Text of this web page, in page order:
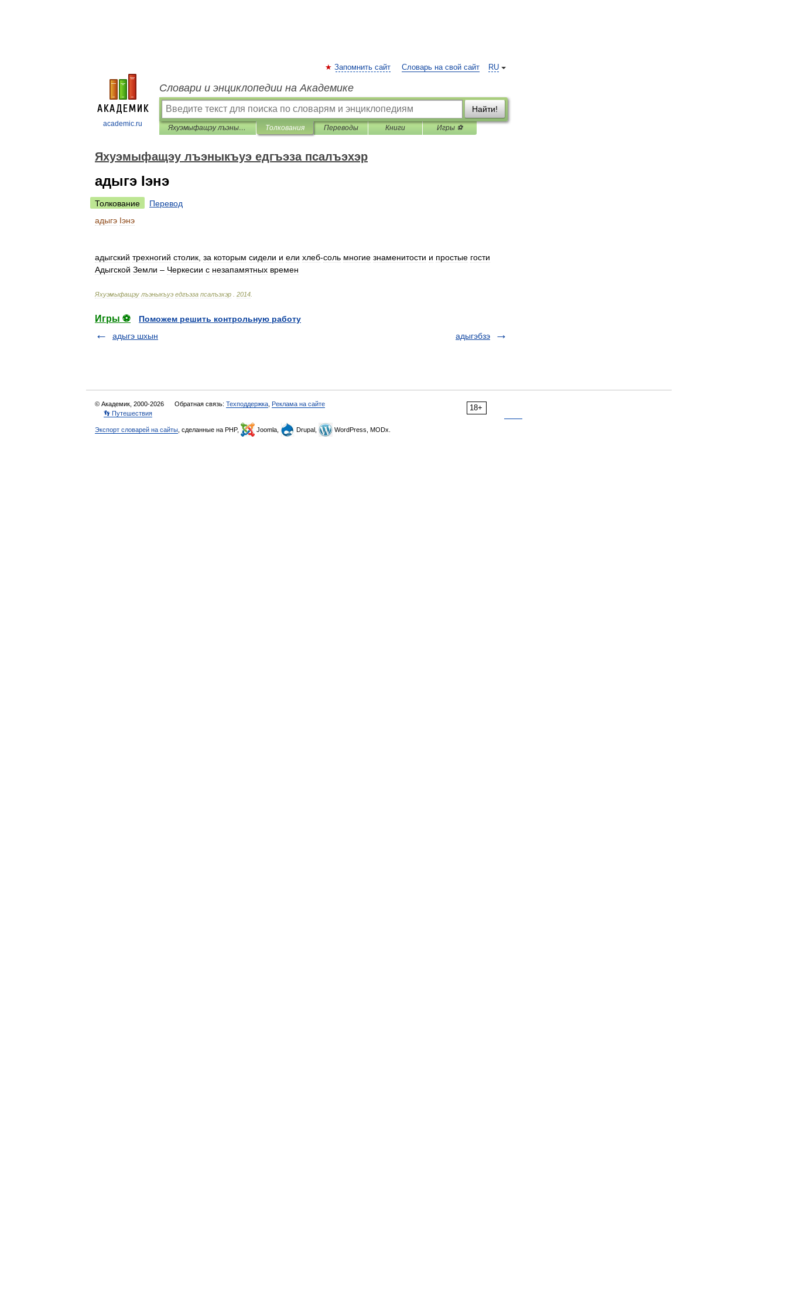
academic.ru
RU
Запомнить сайт Словарь на свой сайт
Словари и энциклопедии на Академике
Найти!
Яхуэмыфащэу лъэныкъуэ едгъэза псалъэхэр Толкования Переводы Книги Игры ⚽
Яхуэмыфащэу лъэныкъуэ едгъэза псалъэхэр
адыгэ Iэнэ
Толкование
Перевод
адыгэ Iэнэ
адыгский трехногий столик за которым сидели и ели хлеб-соль многие знаменитости и простые гости
Адыгской Земли – Черкесии с незапамятных времен
Яхуэмыфащэу лъэныкъуэ едгъэза псалъэхэр 2014
Игры ⚽
Поможем решить контрольную работу
адыгэ шхын
адыгэбзэ
18+
© Академик, 2000-2026 Обратная связь: Техподдержка Реклама на сайте
👣 Путешествия
Экспорт словарей на сайты , сделанные на PHP, Joomla, Drupal, WordPress, MODx.